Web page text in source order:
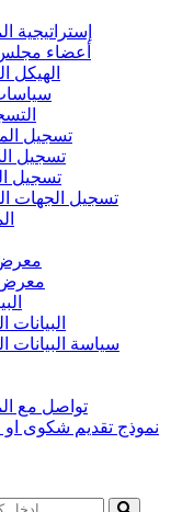
إستراتيجية
أعضاء مجلس
الهيكل
تسجيل
تسجيل
تسجيل
تسجيل الجهات
معرض
البيانات
سياسة البيانات
تواصل مع
نموذج تقديم شكوى